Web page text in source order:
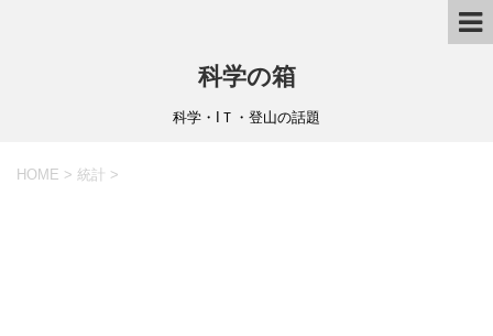
科学の箱
科学・IＴ・登山の話題
HOME > 統計 >